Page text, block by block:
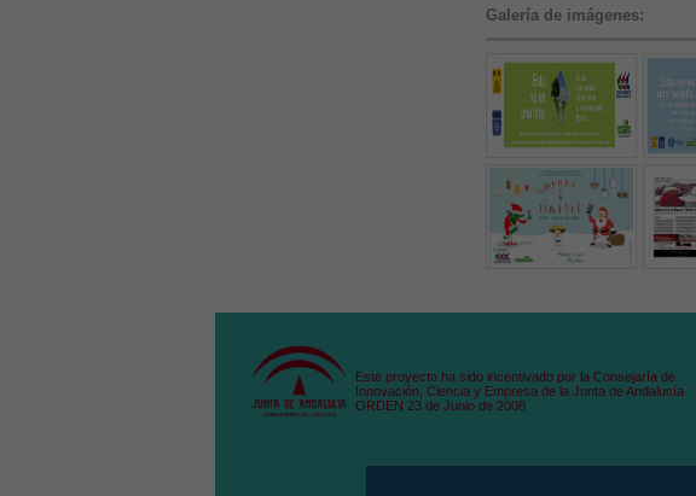
Galería de imágenes:
Este proyecto ha sido incentivado por la Consejaría de
Innovación, Ciencia y Empresa de la Junta de Andalucía
ORDEN 23 de Junio de 2008